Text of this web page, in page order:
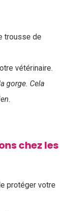
trousse de
vétérinaire.
gorge. Cela
chez les
protéger votre